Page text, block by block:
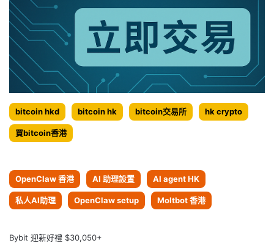
bitcoin hkd bitcoin hk bitcoin交易所 hk crypto
買bitcoin香港
OpenClaw 香港 AI 助理設置 AI agent HK
私人AI助理 OpenClaw setup Moltbot 香港
Bybit 迎新好禮 $30,050+